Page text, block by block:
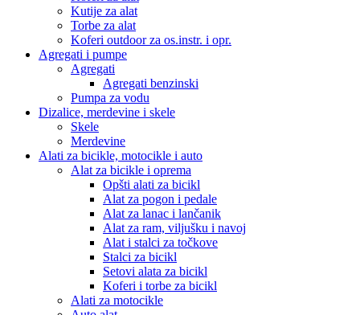
Kutije za alat
Torbe za alat
Koferi outdoor za os.instr. i opr.
Agregati i pumpe
Agregati
Agregati benzinski
Pumpa za vodu
Dizalice, merdevine i skele
Skele
Merdevine
Alati za bicikle, motocikle i auto
Alat za bicikle i oprema
Opšti alati za bicikl
Alat za pogon i pedale
Alat za lanac i lančanik
Alat za ram, viljušku i navoj
Alat i stalci za točkove
Stalci za bicikl
Setovi alata za bicikl
Koferi i torbe za bicikl
Alati za motocikle